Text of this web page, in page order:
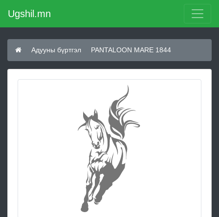
Ugshil.mn
Адууны бүртгэл PANTALOON MARE 1844